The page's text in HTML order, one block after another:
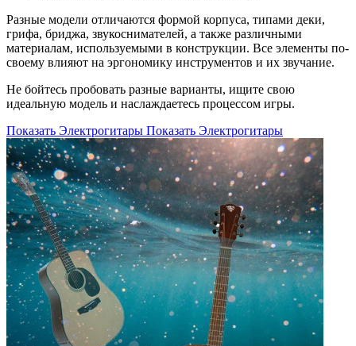
Разные модели отличаются формой корпуса, типами деки,
грифа, бриджа, звукоснимателей, а также различными
материалам, используемыми в конструкции. Все элементы по-
своему влияют на эргономику инструментов и их звучание.
Не бойтесь пробовать разные варианты, ищите свою
идеальную модель и наслаждаетесь процессом игры.
Показать Электрогитары Показать Электрогитары